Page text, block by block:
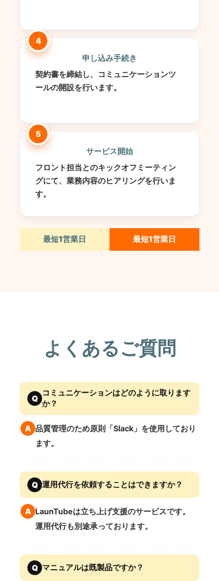
4
申し込み手続き
契約書を締結し、コミュニケーションツ
ールの開設を行います。
5
サービス開始
フロント担当とのキックオフミーティン
グにて、業務内容のヒアリングを行いま
す。
最短1営業日 最短1営業日
よくあるご質問
Q
コミュニケーションはどのように取ります
か？
A 品質管理のため原則「Slack」を使用しており
ます。
Q 運用代行を依頼することはできますか？
A LaunTubeは立ち上げ支援のサービスです。
運用代行も別途承っております。
Q マニュアルは既製品ですか？